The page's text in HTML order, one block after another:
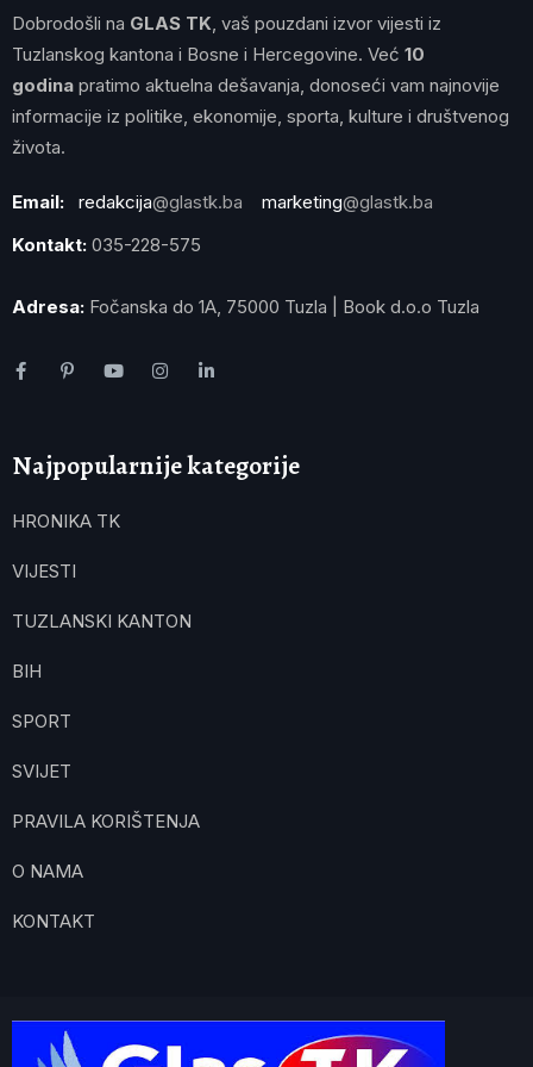
Dobrodošli na GLAS TK, vaš pouzdani izvor vijesti iz
Tuzlanskog kantona i Bosne i Hercegovine. Već 10
godina pratimo aktuelna dešavanja, donoseći vam najnovije
informacije iz politike, ekonomije, sporta, kulture i društvenog
života.
Email: redakcija@glastk.ba marketing@glastk.ba
Kontakt: 035-228-575
Adresa: Fočanska do 1A, 75000 Tuzla | Book d.o.o Tuzla
Najpopularnije kategorije
HRONIKA TK
VIJESTI
TUZLANSKI KANTON
BIH
SPORT
SVIJET
PRAVILA KORIŠTENJA
O NAMA
KONTAKT